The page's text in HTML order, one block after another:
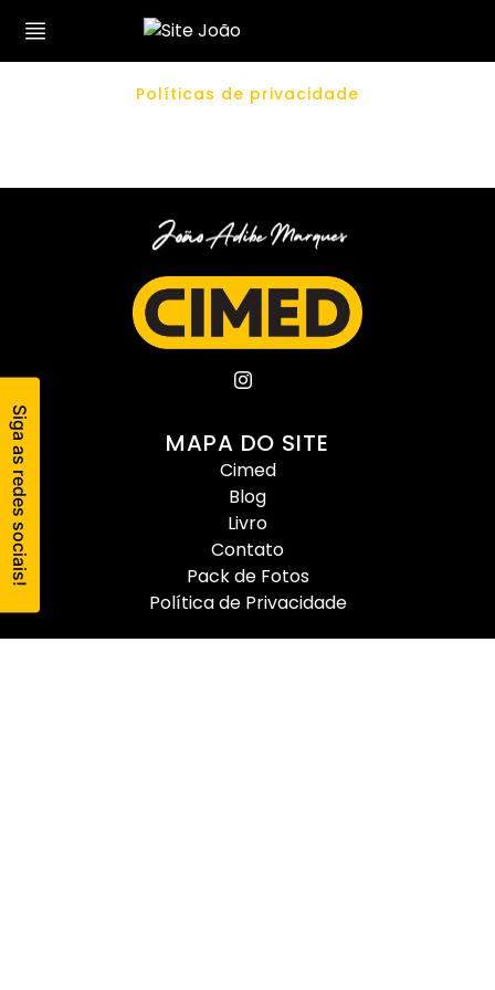
Políticas de privacidade
MAPA DO SITE
Cimed
Blog
Livro
Contato
Pack de Fotos
Política de Privacidade